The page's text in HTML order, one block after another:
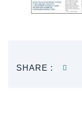
SHARE :